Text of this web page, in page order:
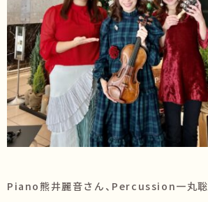
Piano熊井麗音さん、Percussion一丸聡